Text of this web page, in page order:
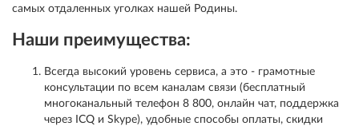
самых отдаленных уголках нашей Родины.
Наши преимущества:
Всегда высокий уровень сервиса, а это - грамотные
консультации по всем каналам связи (бесплатный
многоканальный телефон 8 800, онлайн чат, поддержка
через ICQ и Skype), удобные способы оплаты, скидки